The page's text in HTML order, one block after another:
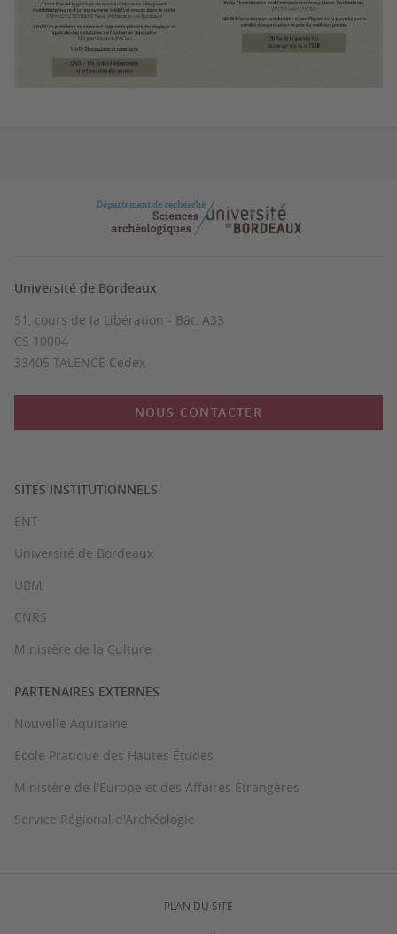
Université de Bordeaux
51, cours de la Libération - Bât. A33
CS 10004
33405 TALENCE Cedex
NOUS CONTACTER
SITES INSTITUTIONNELS
ENT
Université de Bordeaux
UBM
CNRS
Ministère de la Culture
PARTENAIRES EXTERNES
Nouvelle Aquitaine
École Pratique des Hautes Études
Ministère de l'Europe et des Affaires Étrangères
Service Régional d'Archéologie
PLAN DU SITE